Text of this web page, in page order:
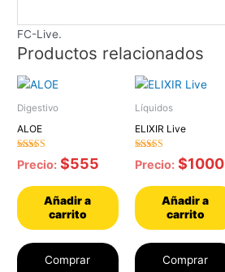
FC-Live.
Productos relacionados
Digestivo
ALOE
Valorado con
5.00
Precio: $555
Añadir a
carrito
Comprar
Líquidos
ELIXIR Live
Valorado con
5.00
Precio: $1000
Añadir a
carrito
Comprar